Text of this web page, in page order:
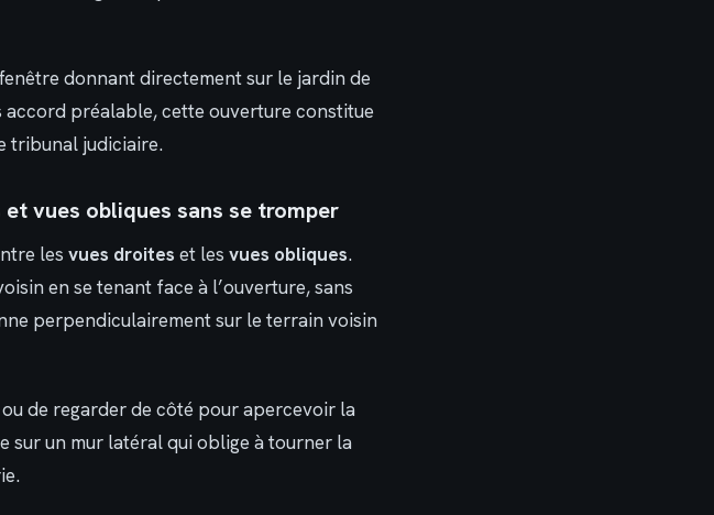
donnant directement sur le jardin de
accord préalable, cette ouverture constitue
tribunal judiciaire.
vues obliques sans se tromper
les vues droites et les vues obliques.
en se tenant face à l’ouverture, sans
perpendiculairement sur le terrain voisin
de regarder de côté pour apercevoir la
sur un mur latéral qui oblige à tourner la